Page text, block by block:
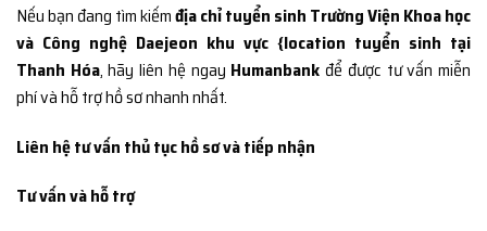
Nếu bạn đang tìm kiếmđịa chỉ tuyển sinh Trường Viện Khoa học
và Công nghệ Daejeon khu vực {location tuyển sinh tại
Thanh Hóa, hãy liên hệ ngay Humanbank để được tư vấn miễn
phí và hỗ trợ hồ sơ nhanh nhất.
Liên hệ tư vấn thủ tục hồ sơ và tiếp nhận
Tư vấn và hỗ trợ